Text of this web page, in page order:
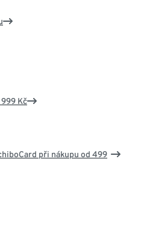
Kč
při nákupu od 499